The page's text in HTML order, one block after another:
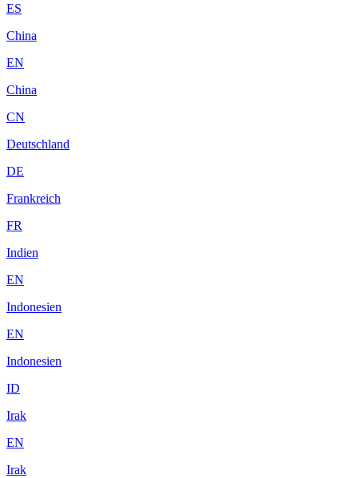
ES
China
EN
China
CN
Deutschland
DE
Frankreich
FR
Indien
EN
Indonesien
EN
Indonesien
ID
Irak
EN
Irak